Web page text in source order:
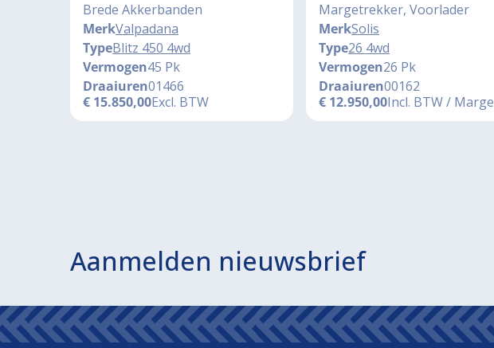
Brede Akkerbanden
MerkValpadana
TypeBlitz 450 4wd
Vermogen45 Pk
Draaiuren01466
€ 15.850,00Excl. BTW
Margetrekker, Voorlader
MerkSolis
Type26 4wd
Vermogen26 Pk
Draaiuren00162
€ 12.950,00Incl. BTW / Marge
Aanmelden nieuwsbrief